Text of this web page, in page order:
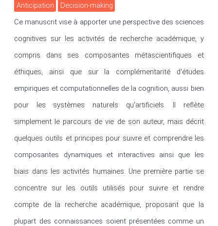
anticipation
decision-making
Ce manuscrit vise à apporter une perspective des sciences
cognitives sur les activités de recherche académique, y
compris dans ses composantes métascientifiques et
éthiques, ainsi que sur la complémentarité d'études
empiriques et computationnelles de la cognition, aussi bien
pour les systèmes naturels qu'artificiels. Il reflète
simplement le parcours de vie de son auteur, mais décrit
quelques outils et principes pour suivre et comprendre les
composantes dynamiques et interactives ainsi que les
biais dans les activités humaines. Une première partie se
concentre sur les outils utilisés pour suivre et rendre
compte de la recherche académique, proposant que la
plupart des connaissances soient présentées comme un